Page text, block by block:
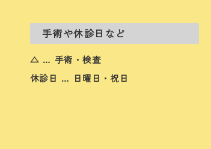
手術や休診日など
△ … 手術・検査
休診日 … 日曜日・祝日